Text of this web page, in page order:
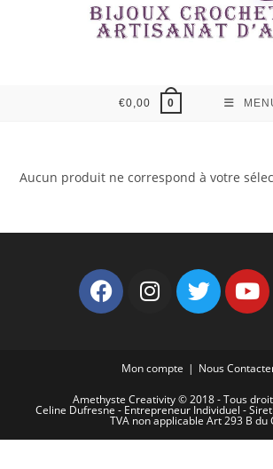
€0,00 0
Aucun produit ne correspond à votre
Mon compte Nous
Amethyste Creativity © 2018 - Tous
Celine Dufresne - Entrepreneur Individuel -
TVA non applicable Art 293 B du